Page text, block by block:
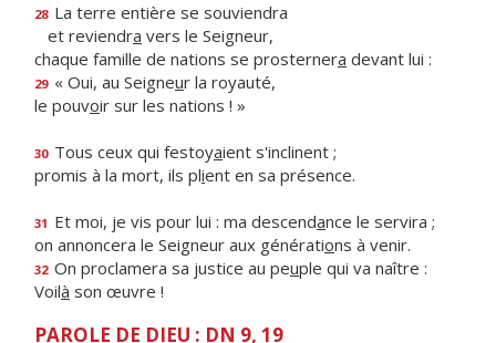
28 La terre entière se souviendra
et reviendra vers le Seigneur,
chaque famille de nations se prosternera devant lui :
29 « Oui, au Seigneur la royauté,
le pouvoir sur les nations ! »
30 Tous ceux qui festoyaient s'inclinent ;
promis à la mort, ils plient en sa présence.
31 Et moi, je vis pour lui : ma descendance le servira ;
on annoncera le Seigneur aux générations à venir.
32 On proclamera sa justice au peuple qui va naître :
Voilà son œuvre !
PAROLE DE DIEU : DN 9, 19